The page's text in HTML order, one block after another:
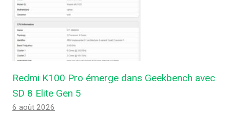
Redmi K100 Pro émerge dans Geekbench avec
SD 8 Elite Gen 5
6 août 2026